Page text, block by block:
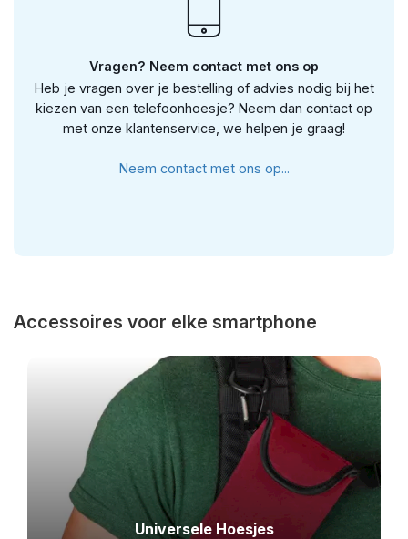
Vragen? Neem contact met ons op
Heb je vragen over je bestelling of advies nodig bij het
kiezen van een telefoonhoesje? Neem dan contact op
met onze klantenservice, we helpen je graag!
Neem contact met ons op...
Accessoires voor elke smartphone
Universele Hoesjes